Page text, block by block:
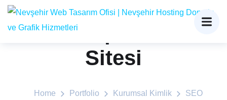
DMC Turquia Acenta
Sitesi
Home Portfolio Kurumsal Kimlik
SEO